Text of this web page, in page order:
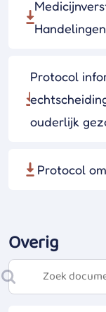
Protocol
ouderlijk
Protocol
Overig